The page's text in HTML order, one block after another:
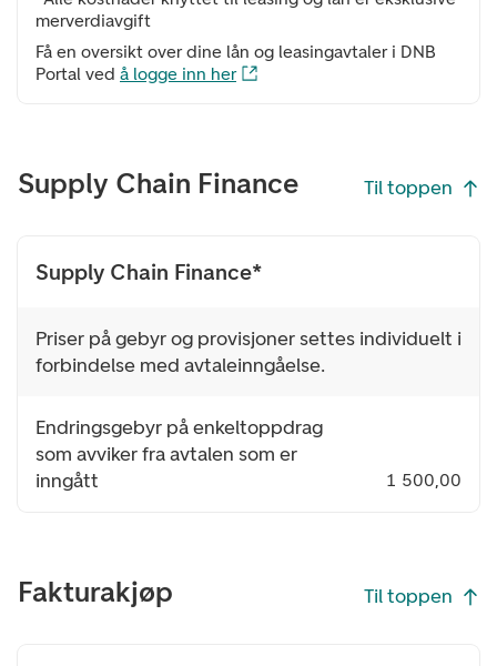
merverdiavgift
Få en oversikt over dine lån og leasingavtaler i DNB
Portal ved å logge inn her
Supply Chain Finance Til toppen
Supply Chain Finance*
Priser på gebyr og provisjoner settes individuelt i
forbindelse med avtaleinngåelse.
Endringsgebyr på enkeltoppdrag
som avviker fra avtalen som er
inngått
1 500,00
Fakturakjøp Til toppen